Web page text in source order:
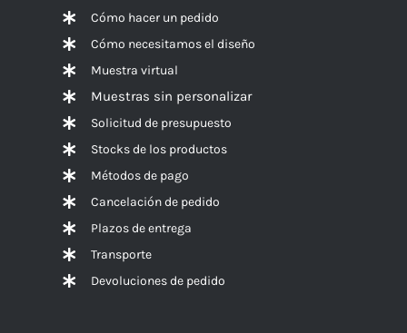
Cómo hacer un pedido
Cómo necesitamos el diseño
Muestra virtual
Muestras sin personalizar
Solicitud de presupuesto
Stocks de los productos
Métodos de pago
Cancelación de pedido
Plazos de entrega
Transporte
Devoluciones de pedido